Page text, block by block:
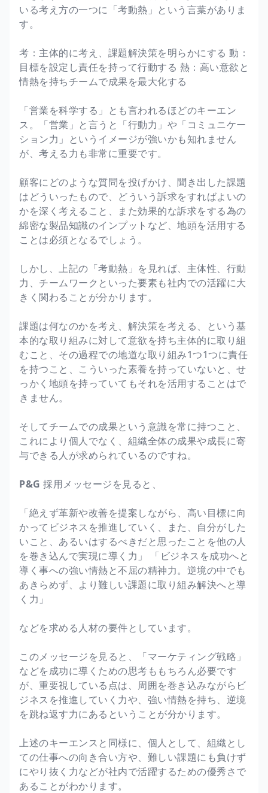
いる考え方の一つに「考動熱」という言葉がありま
す。
考：主体的に考え、課題解決策を明らかにする 動：
目標を設定し責任を持って行動する 熱：高い意欲と
情熱を持ちチームで成果を最大化する
「営業を科学する」とも言われるほどのキーエン
ス。「営業」と言うと「行動力」や「コミュニケー
ション力」というイメージが強いかも知れません
が、考える力も非常に重要です。
顧客にどのような質問を投げかけ、聞き出した課題
はどういったもので、どういう訴求をすればよいの
かを深く考えること、また効果的な訴求をする為の
綿密な製品知識のインプットなど、地頭を活用する
ことは必須となるでしょう。
しかし、上記の「考動熱」を見れば、主体性、行動
力、チームワークといった要素も社内での活躍に大
きく関わることが分かります。
課題は何なのかを考え、解決策を考える、という基
本的な取り組みに対して意欲を持ち主体的に取り組
むこと、その過程での地道な取り組み1つ1つに責任
を持つこと、こういった素養を持っていないと、せ
っかく地頭を持っていてもそれを活用することはで
きません。
そしてチームでの成果という意識を常に持つこと、
これにより個人でなく、組織全体の成果や成長に寄
与できる人が求められているのですね。
P&G 採用メッセージを見ると、
「絶えず革新や改善を提案しながら、高い目標に向
かってビジネスを推進していく、また、自分がした
いこと、あるいはするべきだと思ったことを他の人
を巻き込んで実現に導く力」 「ビジネスを成功へと
導く事への強い情熱と不屈の精神力。逆境の中でも
あきらめず、より難しい課題に取り組み解決へと導
く力」
などを求める人材の要件としています。
このメッセージを見ると、「マーケティング戦略」
などを成功に導くための思考ももちろん必要です
が、重要視している点は、周囲を巻き込みながらビ
ジネスを推進していく力や、強い情熱を持ち、逆境
を跳ね返す力にあるということが分かります。
上述のキーエンスと同様に、個人として、組織とし
ての仕事への向き合い方や、難しい課題にも負けず
にやり抜く力などが社内で活躍するための優秀さで
あることがわかります。